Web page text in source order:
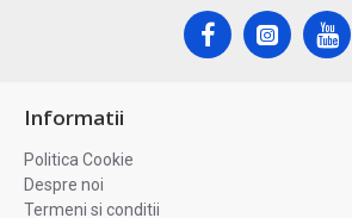
Informatii
Politica Cookie
Despre noi
Termeni si conditii